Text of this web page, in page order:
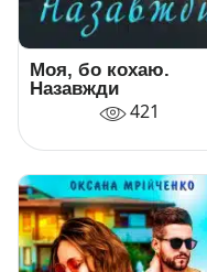
Моя, бо кохаю.
Назавжди
421